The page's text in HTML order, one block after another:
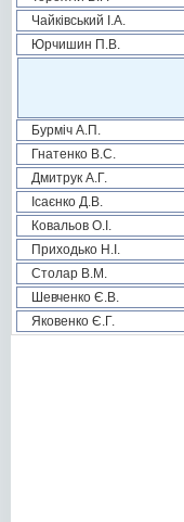
Чайківський І.А.
Юрчишин П.В.
Бурміч А.П.
Гнатенко В.С.
Дмитрук А.Г.
Ісаєнко Д.В.
Ковальов О.І.
Приходько Н.І.
Столар В.М.
Шевченко Є.В.
Яковенко Є.Г.